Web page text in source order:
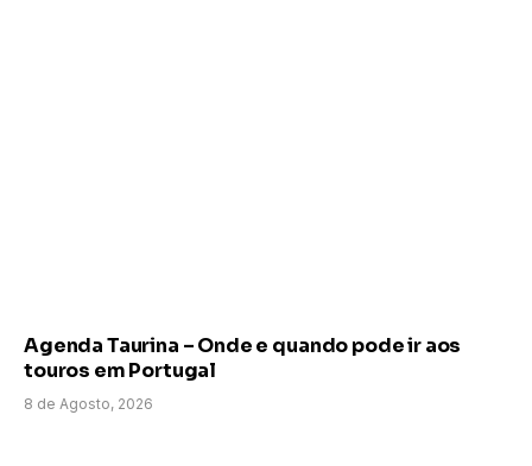
Agenda Taurina – Onde e quando pode ir aos
touros em Portugal
8 de Agosto, 2026